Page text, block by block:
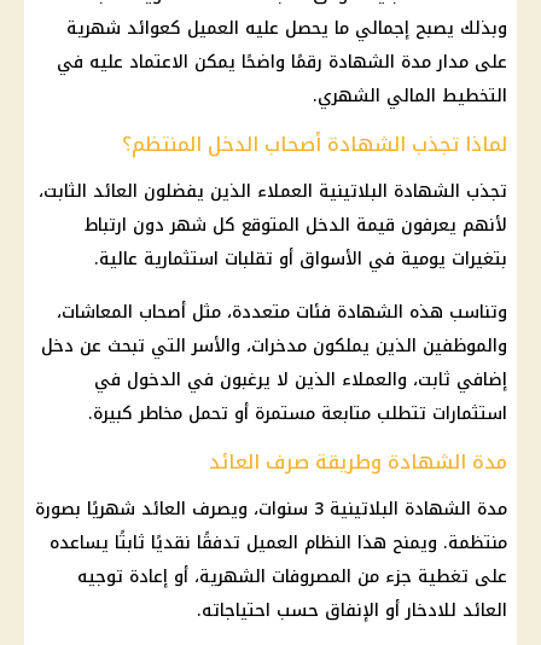
وبذلك يصبح إجمالي ما يحصل عليه العميل كعوائد شهرية
على مدار مدة الشهادة رقمًا واضحًا يمكن الاعتماد عليه في
التخطيط المالي الشهري.
لماذا تجذب الشهادة أصحاب الدخل المنتظم؟
تجذب الشهادة البلاتينية العملاء الذين يفضلون العائد الثابت،
لأنهم يعرفون قيمة الدخل المتوقع كل شهر دون ارتباط
بتغيرات يومية في الأسواق أو تقلبات استثمارية عالية.
وتناسب هذه الشهادة فئات متعددة، مثل أصحاب المعاشات،
والموظفين الذين يملكون مدخرات، والأسر التي تبحث عن دخل
إضافي ثابت، والعملاء الذين لا يرغبون في الدخول في
استثمارات تتطلب متابعة مستمرة أو تحمل مخاطر كبيرة.
مدة الشهادة وطريقة صرف العائد
مدة الشهادة البلاتينية
3 سنوات، ويصرف العائد شهريًا بصورة
منتظمة. ويمنح هذا النظام العميل تدفقًا نقديًا ثابتًا يساعده
على تغطية جزء من المصروفات الشهرية، أو إعادة توجيه
العائد للادخار أو الإنفاق حسب احتياجاته.